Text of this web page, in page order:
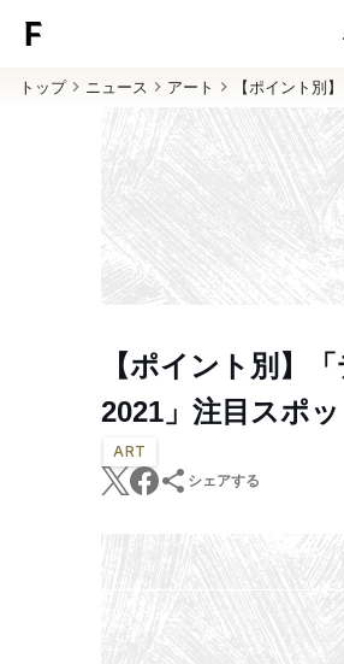
トップ ニュース アート 【ポイント別
【ポイント別】
2021」注目スポ
ART
シェアする